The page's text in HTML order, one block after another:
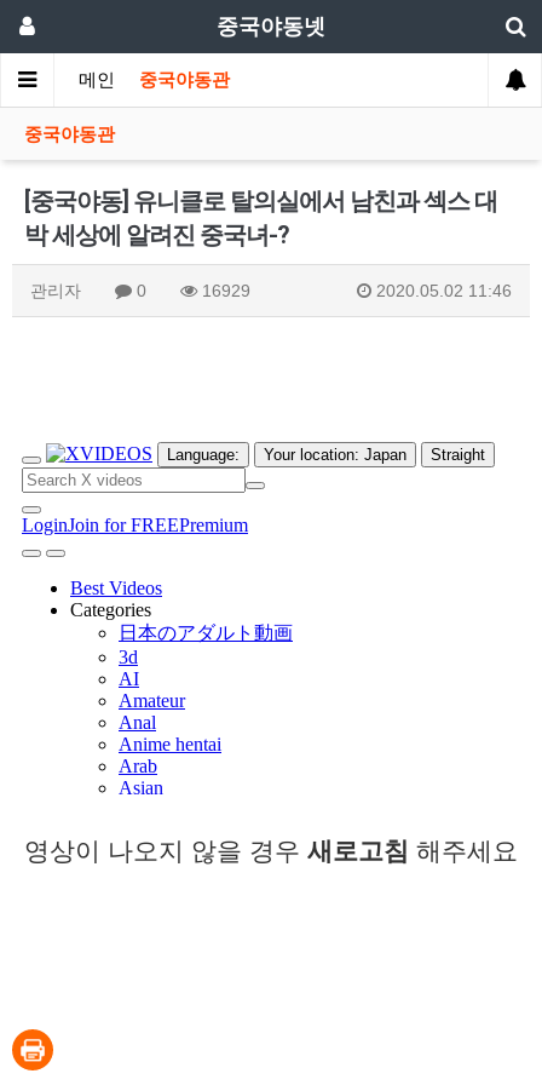
중국야동넷
메인 중국야동관
중국야동관
[중국야동] 유니클로 탈의실에서 남친과 섹스 대
박 세상에 알려진 중국녀-?
관리자 0 16929 2020.05.02 11:46
영상이 나오지 않을 경우 새로고침 해주세요